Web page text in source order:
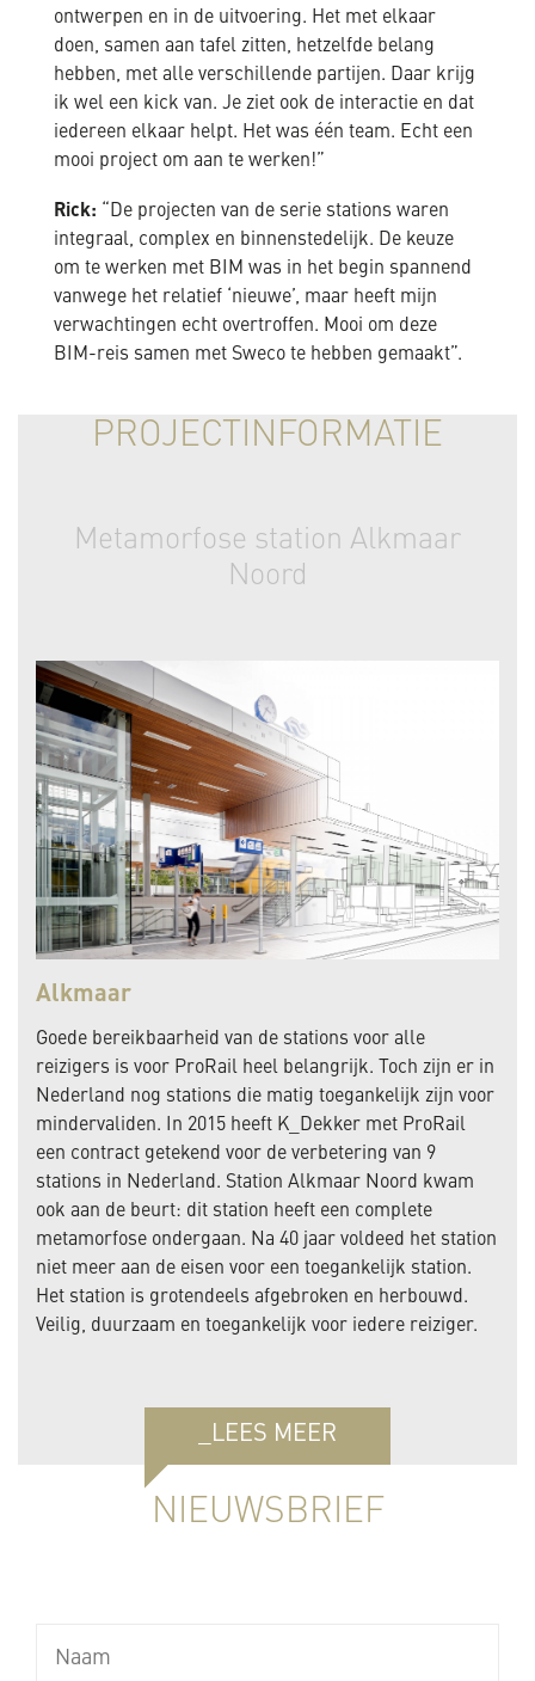
ontwerpen en in de uitvoering. Het met elkaar
doen, samen aan tafel zitten, hetzelfde belang
hebben, met alle verschillende partijen. Daar krijg
ik wel een kick van. Je ziet ook de interactie en dat
iedereen elkaar helpt. Het was één team. Echt een
mooi project om aan te werken!”
Rick: “De projecten van de serie stations waren
integraal, complex en binnenstedelijk. De keuze
om te werken met BIM was in het begin spannend
vanwege het relatief ‘nieuwe’, maar heeft mijn
verwachtingen echt overtroffen. Mooi om deze
BIM-reis samen met Sweco te hebben gemaakt”.
PROJECTINFORMATIE
Metamorfose station Alkmaar
Noord
Alkmaar
Goede bereikbaarheid van de stations voor alle
reizigers is voor ProRail heel belangrijk. Toch zijn er in
Nederland nog stations die matig toegankelijk zijn voor
mindervaliden. In 2015 heeft K_Dekker met ProRail
een contract getekend voor de verbetering van 9
stations in Nederland. Station Alkmaar Noord kwam
ook aan de beurt: dit station heeft een complete
metamorfose ondergaan. Na 40 jaar voldeed het station
niet meer aan de eisen voor een toegankelijk station.
Het station is grotendeels afgebroken en herbouwd.
Veilig, duurzaam en toegankelijk voor iedere reiziger.
_LEES MEER
NIEUWSBRIEF